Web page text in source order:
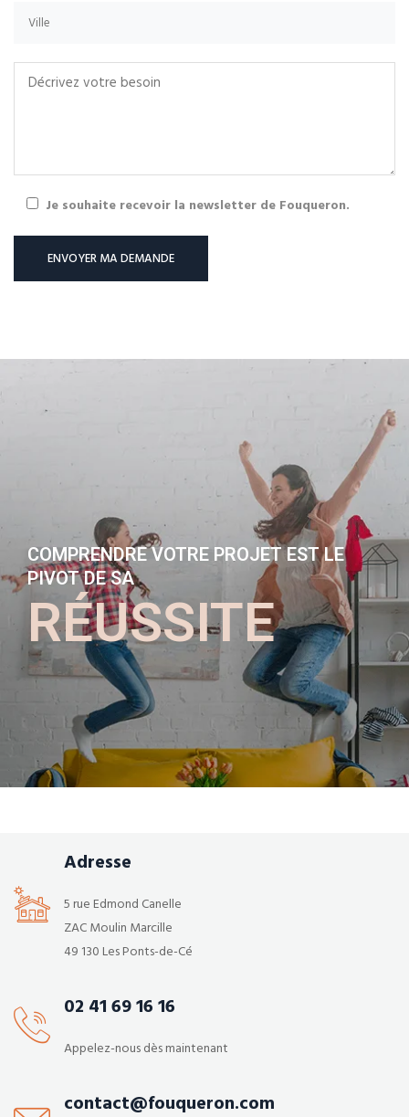
Je souhaite recevoir la newsletter de Fouqueron.
COMPRENDRE VOTRE PROJET EST LE
PIVOT DE SA
RÉUSSITE
Adresse
5 rue Edmond Canelle
ZAC Moulin Marcille
49 130 Les Ponts-de-Cé
02 41 69 16 16
Appelez-nous dès maintenant
contact@fouqueron.com